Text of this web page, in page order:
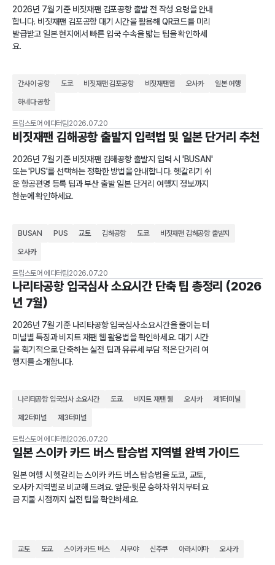
2026년 7월 기준 비짓재팬 김포공항 출발 전 작성 요령을 안내
합니다. 비짓재팬 김포공항 대기 시간을 활용해 QR코드를 미리
발급받고 일본 현지에서 빠른 입국 수속을 밟는 팁을 확인하세
요.
간사이 공항 도쿄 비짓재팬 김포공항 비짓재팬웹 오사카 일본 여행
하네다 공항
트립스토어 에디터팀 2026.07.20
비짓재팬 김해공항 출발지 입력법 및 일본 단거리 추천
2026년 7월 기준 비짓재팬 김해공항 출발지 입력 시 'BUSAN'
또는 'PUS'를 선택하는 정확한 방법을 안내합니다. 헷갈리기 쉬
운 항공편명 등록 팁과 부산 출발 일본 단거리 여행지 정보까지
한눈에 확인하세요.
BUSAN PUS 교토 김해공항 도쿄 비짓재팬 김해공항 출발지
오사카
트립스토어 에디터팀 2026.07.20
나리타공항 입국심사 소요시간 단축 팁 총정리 (2026
년 7월)
2026년 7월 기준 나리타공항 입국심사 소요시간을 줄이는 터
미널별 특징과 비지트 재팬 웹 활용법을 확인하세요. 대기 시간
을 획기적으로 단축하는 실전 팁과 유류세 부담 적은 단거리 여
행지를 소개합니다.
나리타공항 입국심사 소요시간 도쿄 비지트 재팬 웹 오사카 제1터미널
제2터미널 제3터미널
트립스토어 에디터팀 2026.07.20
일본 스이카 카드 버스 탑승법 지역별 완벽 가이드
일본 여행 시 헷갈리는 스이카 카드 버스 탑승법을 도쿄, 교토,
오사카 지역별로 비교해 드려요. 앞문·뒷문 승하차 위치부터 요
금 지불 시점까지 실전 팁을 확인하세요.
교토 도쿄 스이카 카드 버스 시부야 신주쿠 아라시야마 오사카